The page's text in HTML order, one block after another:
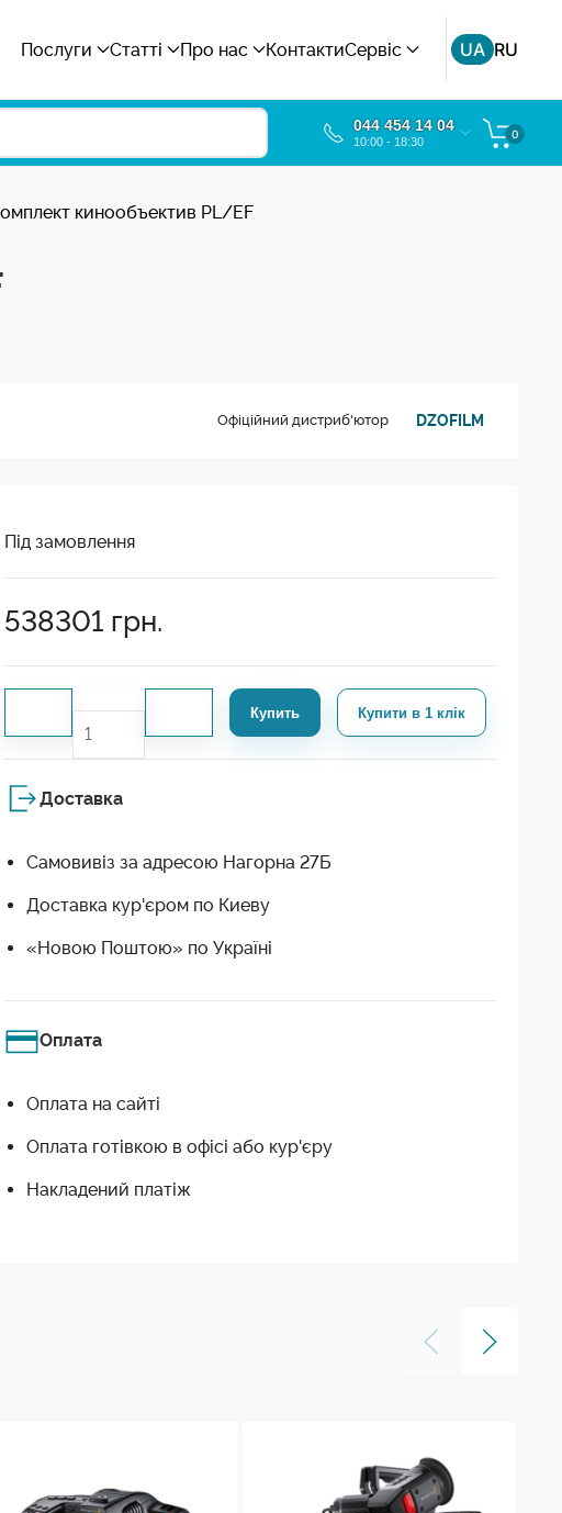
Послуги Статті Про нас КонтактиСервіс UA RU
044 454 14 04
10:00 - 18:30
0
кинообъектив PL/EF
Офіційний дистриб'ютор DZOFILM
Під замовлення
538301 грн.
Купить Купити в 1 клік
Доставка
Самовивіз за адресою Нагорна 27Б
Доставка кур'єром по Киеву
«Новою Поштою» по Україні
Оплата
Оплата на сайті
Оплата готівкою в офісі або кур'єру
Накладений платіж